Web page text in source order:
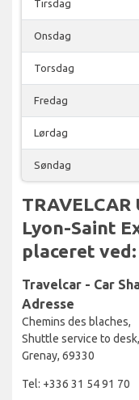
Tirsdag
Onsdag
Torsdag
Fredag
Lørdag
Søndag
Lyon-Saint
placeret ved:
Travelcar - Car
Adresse
Chemins des blaches,
Shuttle service to desk,
Grenay, 69330
Tel: +336 31 54 91 70